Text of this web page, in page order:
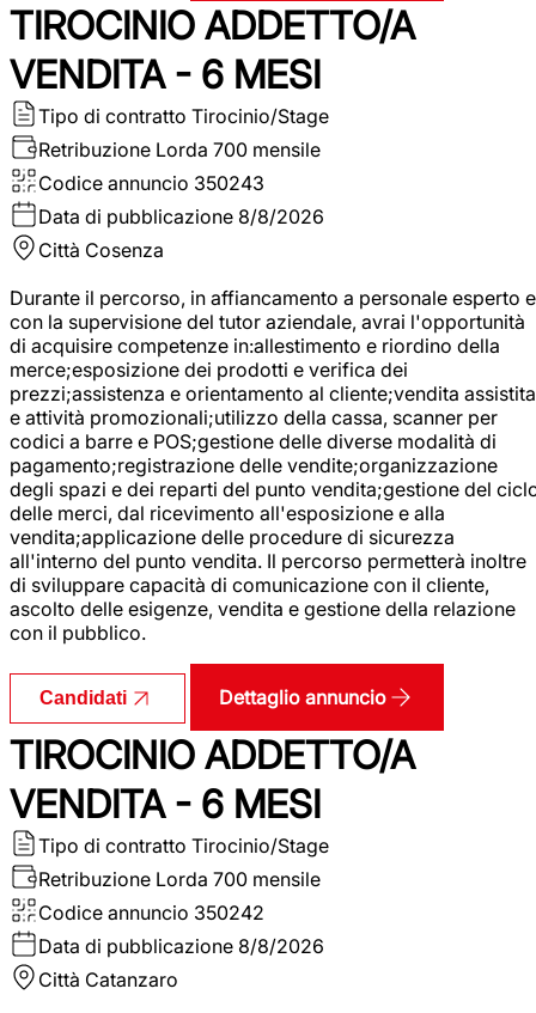
TIROCINIO ADDETTO/A
VENDITA - 6 MESI
Tipo di contratto Tirocinio/Stage
Retribuzione Lorda 700 mensile
Codice annuncio 350243
Data di pubblicazione 8/8/2026
Città Cosenza
Durante il percorso, in affiancamento a personale esperto e
con la supervisione del tutor aziendale, avrai l'opportunità
di acquisire competenze in:allestimento e riordino della
merce;esposizione dei prodotti e verifica dei
prezzi;assistenza e orientamento al cliente;vendita assistita
e attività promozionali;utilizzo della cassa, scanner per
codici a barre e POS;gestione delle diverse modalità di
pagamento;registrazione delle vendite;organizzazione
degli spazi e dei reparti del punto vendita;gestione del
delle merci, dal ricevimento all'esposizione e alla
vendita;applicazione delle procedure di sicurezza
all'interno del punto vendita. Il percorso permetterà inoltre
di sviluppare capacità di comunicazione con il cliente,
ascolto delle esigenze, vendita e gestione della relazione
con il pubblico.
Candidati Dettaglio annuncio
TIROCINIO ADDETTO/A
VENDITA - 6 MESI
Tipo di contratto Tirocinio/Stage
Retribuzione Lorda 700 mensile
Codice annuncio 350242
Data di pubblicazione 8/8/2026
Città Catanzaro